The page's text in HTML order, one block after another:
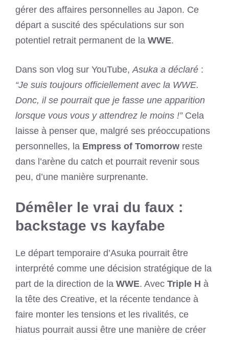
gérer des affaires personnelles au Japon. Ce
départ a suscité des spéculations sur son
potentiel retrait permanent de la WWE.
Dans son vlog sur YouTube,Asuka a déclaré :
“Je suis toujours officiellement avec la WWE.
Donc, il se pourrait que je fasse une apparition
lorsque vous vous y attendrez le moins !”Cela
laisse à penser que, malgré ses préoccupations
personnelles, la Empress of Tomorrow reste
dans l’arène du catch et pourrait revenir sous
peu, d’une manière surprenante.
Démêler le vrai du faux :
backstage vs kayfabe
Le départ temporaire d’Asuka pourrait être
interprété comme une décision stratégique de la
part de la direction de la WWE. Avec Triple H à
la tête des Creative, et la récente tendance à
faire monter les tensions et les rivalités, ce
hiatus pourrait aussi être une manière de créer